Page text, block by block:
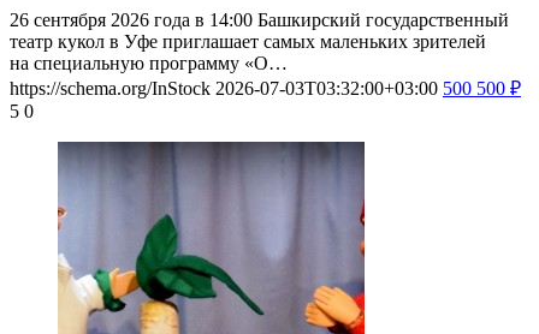
26 сентября 2026 года в 14:00 Башкирский государственный
театр кукол в Уфе приглашает самых маленьких зрителей
на специальную программу «О…
https://schema.org/InStock 2026-07-03T03:32:00+03:00 500 500 ₽
5 0